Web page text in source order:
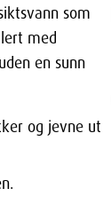
som
med
en sunn
og jevne ut